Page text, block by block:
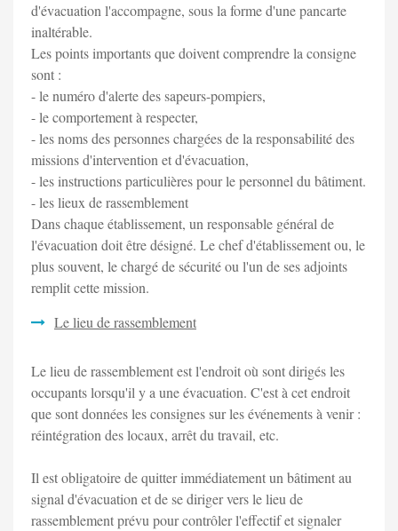
d'évacuation l'accompagne, sous la forme d'une pancarte
inaltérable.
Les points importants que doivent comprendre la consigne
sont :
- le numéro d'alerte des sapeurs-pompiers,
- le comportement à respecter,
- les noms des personnes chargées de la responsabilité des
missions d'intervention et d'évacuation,
- les instructions particulières pour le personnel du bâtiment.
- les lieux de rassemblement
Dans chaque établissement, un responsable général de
l'évacuation doit être désigné. Le chef d'établissement ou, le
plus souvent, le chargé de sécurité ou l'un de ses adjoints
remplit cette mission.
Le lieu de rassemblement
Le lieu de rassemblement est l'endroit où sont dirigés les
occupants lorsqu'il y a une évacuation. C'est à cet endroit
que sont données les consignes sur les événements à venir :
réintégration des locaux, arrêt du travail, etc.
Il est obligatoire de quitter immédiatement un bâtiment au
signal d'évacuation et de se diriger vers le lieu de
rassemblement prévu pour contrôler l'effectif et signaler